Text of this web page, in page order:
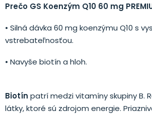
Prečo GS Koenzým Q10 60 mg
• Silná dávka 60 mg koenzýmu Q10 s
vstrebateľnosťou.
• Navyše biotín a hloh.
Biotín patrí medzi vitamíny skupiny B.
látky, ktoré sú zdrojom energie.